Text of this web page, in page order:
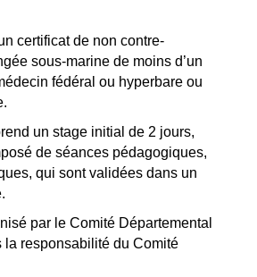
certificat de non contre-
sous-marine de moins d’un
fédéral ou hyperbare ou
un stage initial de 2 jours,
de séances pédagogiques,
qui sont validées dans un
par le Comité Départemental
la responsabilité du Comité